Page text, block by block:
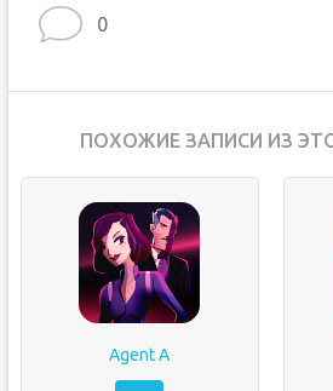
0
ПОХОЖИЕ ЗАПИСИ ИЗ
Agent A